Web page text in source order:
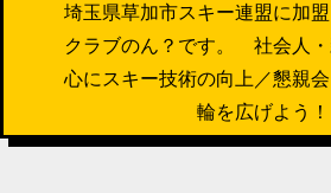
埼玉県草加市スキー連盟に加
クラブのん？です。 社会人
心にスキー技術の向上／懇親
輪を広げよう！